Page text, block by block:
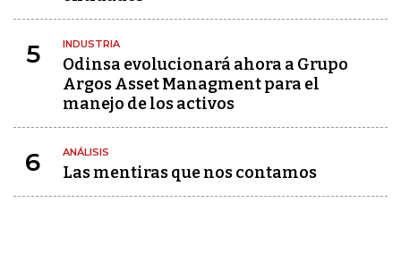
5 INDUSTRIA
Odinsa evolucionará ahora a Grupo
Argos Asset Managment para el
manejo de los activos
6 ANÁLISIS
Las mentiras que nos contamos